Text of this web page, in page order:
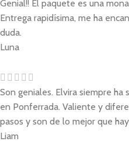
Genial!! El paquete es una
Entrega rapidísima, me ha
duda.
Luna
Son geniales. Elvira siempre
en Ponferrada. Valiente y
pasos y son de lo mejor que
Liam